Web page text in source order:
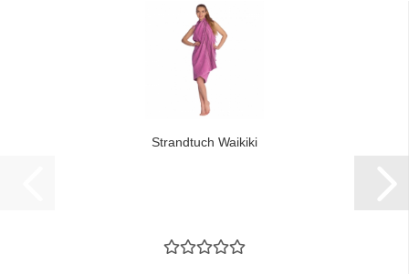
Strandtuch Waikiki